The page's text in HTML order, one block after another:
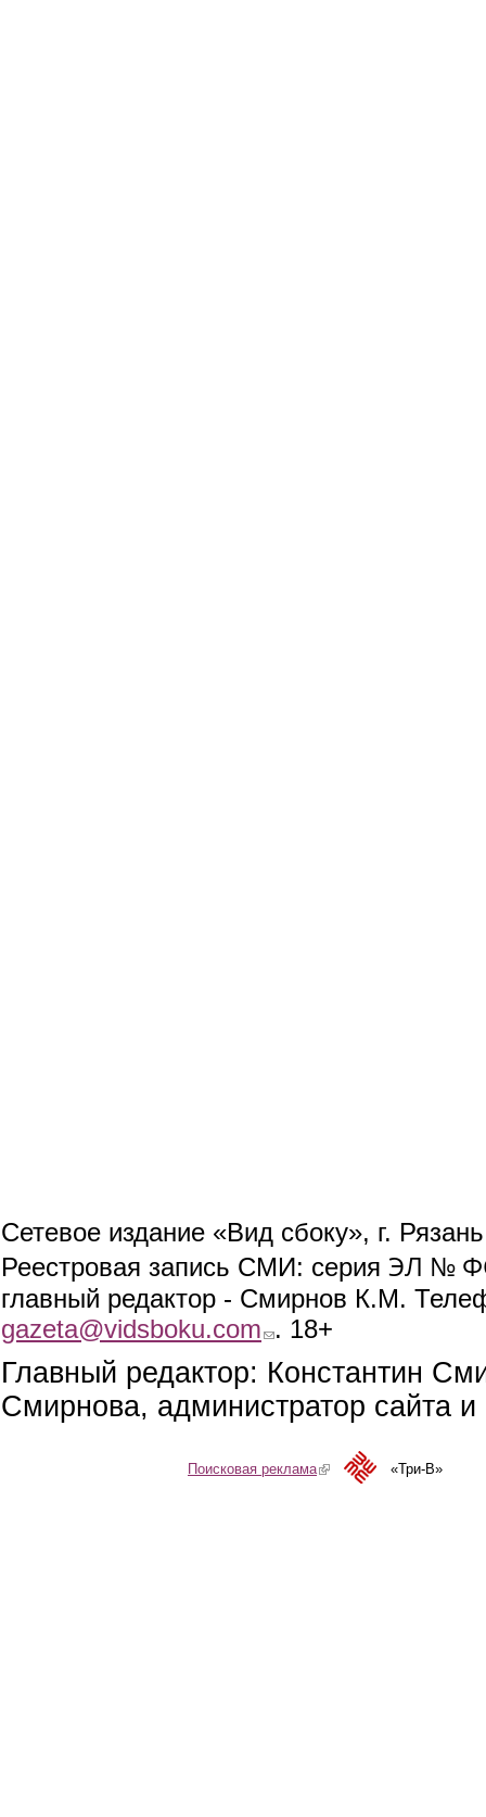
Сетевое издание «Вид сбоку», г.
Реестровая запись СМИ: серия ЭЛ №
главный редактор - Смирнов К.М.
gazeta@vidsboku.com (link sends e-mail)
. 18+
Главный редактор: Константин
Смирнова, администратор сайта
Поисковая реклама(link is external)«Три-В»